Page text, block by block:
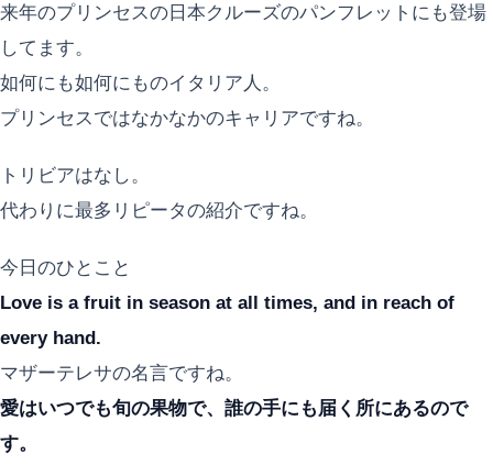
来年のプリンセスの日本クルーズのパンフレットにも登場
してます。
如何にも如何にものイタリア人。
プリンセスではなかなかのキャリアですね。
トリビアはなし。
代わりに最多リピータの紹介ですね。
今日のひとこと
Love is a fruit in season at all times, and in reach of
every hand.
マザーテレサの名言ですね。
愛はいつでも旬の果物で、誰の手にも届く所にあるので
す。